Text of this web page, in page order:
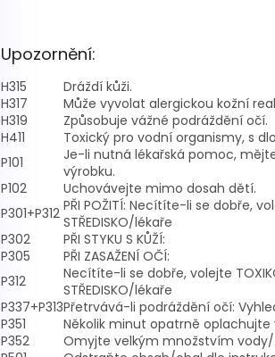
Upozornění:
H315
Dráždí kůži.
H317
Může vyvolat alergickou kožní
H319
Způsobuje vážné podráždění očí.
H411
Toxický pro vodní organismy, s
P101
Je-li nutná lékařská pomoc,
výrobku.
P102
Uchovávejte mimo dosah dětí.
P301+P312 PŘI POŽITÍ: Necítíte-li se dobře,
STŘEDISKO/lékaře
P302
PŘI STYKU S KŮŽÍ:
P305
PŘI ZASAŽENÍ OČÍ:
P312
Necítíte-li se dobře, volejte
STŘEDISKO/lékaře
P337+P313Přetrvává-li podráždění očí:
P351
Několik minut opatrně oplachujte
P352
Omyjte velkým množstvím vody/